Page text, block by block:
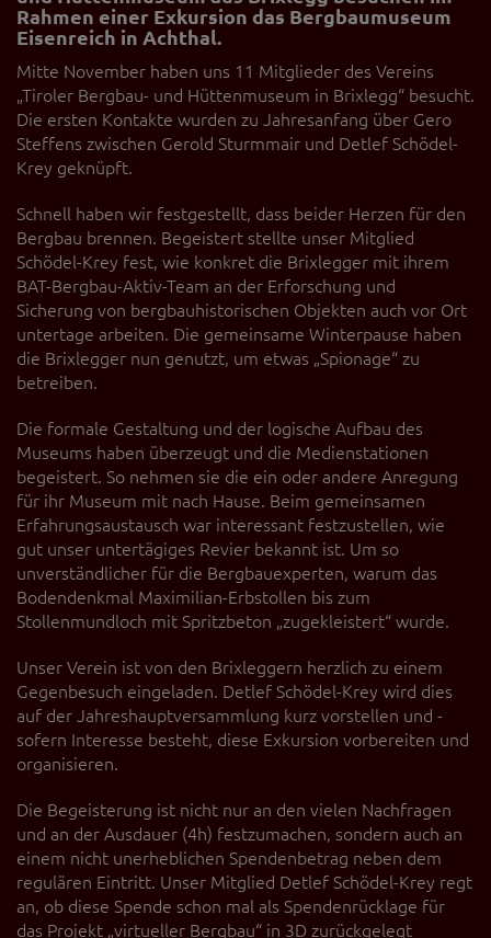
Diese Website nutzt Matomo Analytics für die Auswertung der
Seitenaufrufe als Statistik. Die hierdurch gespeicherten Daten werden
ausschließlich auf unseren eigenen Servern gespeichert. Eine
Übertragung an Dritte erfolgt nicht. Wir verwenden die Funktion
AnonymizeIP zur Anonymisierung Ihrer IP-Adresse, so dass diese gekürzt
wird und nicht mehr Ihrem Besuch auf unserer Internetseite zugeordnet
werden kann.
YouTube / Vimeo
Wir nutzen YouTube im erweiterten Datenschutzmodus. Dieser Modus
bewirkt laut YouTube, dass YouTube keine Informationen über die
Besucher auf dieser Website speichert, bevor diese sich das Video
ansehen.
Eingebundene Inhalte
Optional sind externe Inhalte auf den Seiten dieser Website
eingebunden. Das können Kartendienste wie z.B. Google Maps sein
oder auch Anwendungen einer externen Website.
Rahmen einer Exkursion das Bergbaumuseum
Eisenreich in Achthal.
Mitte November haben uns 11 Mitglieder des Vereins
„Tiroler Bergbau- und Hüttenmuseum in Brixlegg“ besucht.
Die ersten Kontakte wurden zu Jahresanfang über Gero
Steffens zwischen Gerold Sturmmair und Detlef Schödel-
Krey geknüpft.
Schnell haben wir festgestellt, dass beider Herzen für den
Bergbau brennen. Begeistert stellte unser Mitglied
Schödel-Krey fest, wie konkret die Brixlegger mit ihrem
BAT-Bergbau-Aktiv-Team an der Erforschung und
Sicherung von bergbauhistorischen Objekten auch vor Ort
untertage arbeiten. Die gemeinsame Winterpause haben
die Brixlegger nun genutzt, um etwas „Spionage“ zu
betreiben.
Die formale Gestaltung und der logische Aufbau des
Museums haben überzeugt und die Medienstationen
begeistert. So nehmen sie die ein oder andere Anregung
für ihr Museum mit nach Hause. Beim gemeinsamen
Erfahrungsaustausch war interessant festzustellen, wie
gut unser untertägiges Revier bekannt ist. Um so
unverständlicher für die Bergbauexperten, warum das
Bodendenkmal Maximilian-Erbstollen bis zum
Stollenmundloch mit Spritzbeton „zugekleistert“ wurde.
Unser Verein ist von den Brixleggern herzlich zu einem
Gegenbesuch eingeladen. Detlef Schödel-Krey wird dies
auf der Jahreshauptversammlung kurz vorstellen und -
sofern Interesse besteht, diese Exkursion vorbereiten und
organisieren.
Die Begeisterung ist nicht nur an den vielen Nachfragen
und an der Ausdauer (4h) festzumachen, sondern auch an
einem nicht unerheblichen Spendenbetrag neben dem
regulären Eintritt. Unser Mitglied Detlef Schödel-Krey regt
an, ob diese Spende schon mal als Spendenrücklage für
das Projekt „virtueller Bergbau“ in 3D zurückgelegt